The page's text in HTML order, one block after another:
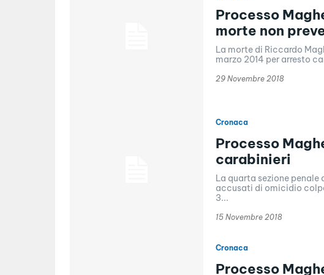
Processo
morte non
La morte di Riccardo
marzo 2014 per arresto
29 Novembre 2018
Cronaca
Processo
carabinieri
La quarta sezione
accusati di omicidio
3...
15 Novembre 2018
Cronaca
Processo